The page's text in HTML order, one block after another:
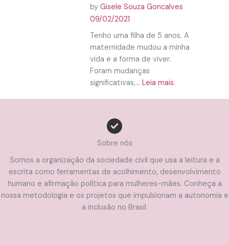
by Gisele Souza Goncalves
09/02/2021
Tenho uma filha de 5 anos. A
maternidade mudou a minha
vida e a forma de viver.
Foram mudanças
significativas,... Leia mais.
Sobre nós
Somos a organização da sociedade civil que usa a leitura e a
escrita como ferramentas de acolhimento, desenvolvimento
humano e afirmação política para mulheres-mães. Conheça a
nossa metodologia e os projetos que impulsionam a autonomia e
a inclusão no Brasil.